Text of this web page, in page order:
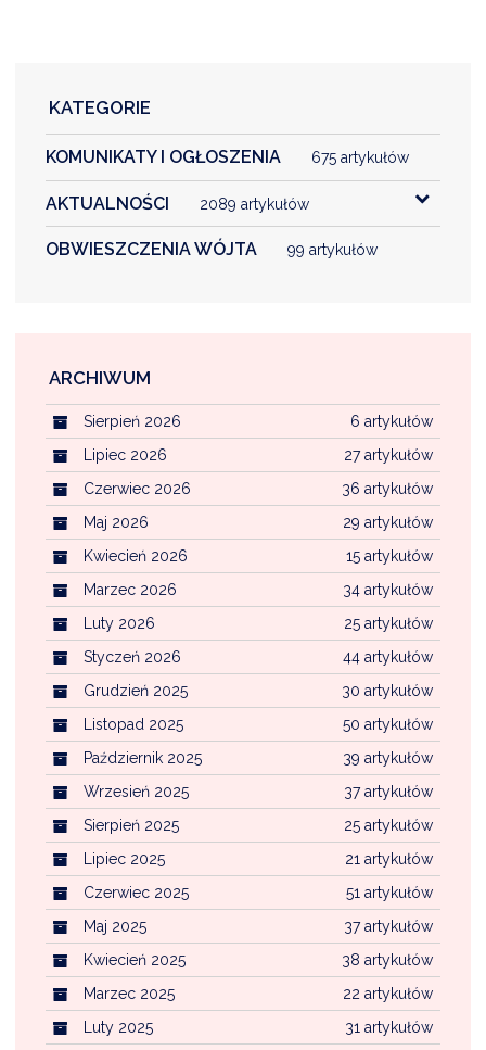
KATEGORIE
KOMUNIKATY I OGŁOSZENIA 675 artykułów
AKTUALNOŚCI 2089 artykułów
OBWIESZCZENIA WÓJTA 99 artykułów
ARCHIWUM
6 artykułów
Sierpień 2026
27 artykułów
Lipiec 2026
36 artykułów
Czerwiec 2026
29 artykułów
Maj 2026
15 artykułów
Kwiecień 2026
34 artykułów
Marzec 2026
25 artykułów
Luty 2026
44 artykułów
Styczeń 2026
30 artykułów
Grudzień 2025
50 artykułów
Listopad 2025
39 artykułów
Październik 2025
37 artykułów
Wrzesień 2025
25 artykułów
Sierpień 2025
21 artykułów
Lipiec 2025
51 artykułów
Czerwiec 2025
37 artykułów
Maj 2025
38 artykułów
Kwiecień 2025
22 artykułów
Marzec 2025
31 artykułów
Luty 2025